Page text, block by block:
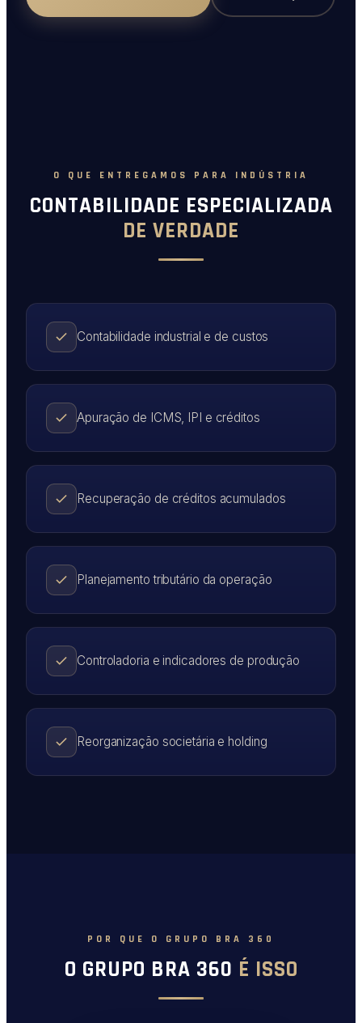
O QUE ENTREGAMOS PARA INDÚSTRIA
CONTABILIDADE ESPECIALIZADA
DE VERDADE
Contabilidade industrial e de custos
Apuração de ICMS, IPI e créditos
Recuperação de créditos acumulados
Planejamento tributário da operação
Controladoria e indicadores de produção
Reorganização societária e holding
POR QUE O GRUPO BRA 360
O GRUPO BRA 360 É ISSO